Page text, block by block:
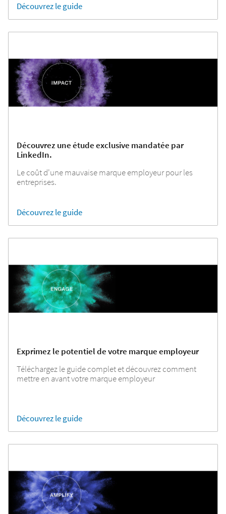
Découvrez le guide
Découvrez une étude exclusive mandatée par
LinkedIn.
Le coût d'une mauvaise marque employeur pour les
entreprises.
Découvrez le guide
Exprimez le potentiel de votre marque employeur
Téléchargez le guide complet et découvrez comment
mettre en avant votre marque employeur
Découvrez le guide